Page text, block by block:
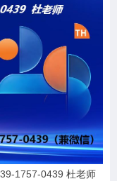
1757-0439 杜老师